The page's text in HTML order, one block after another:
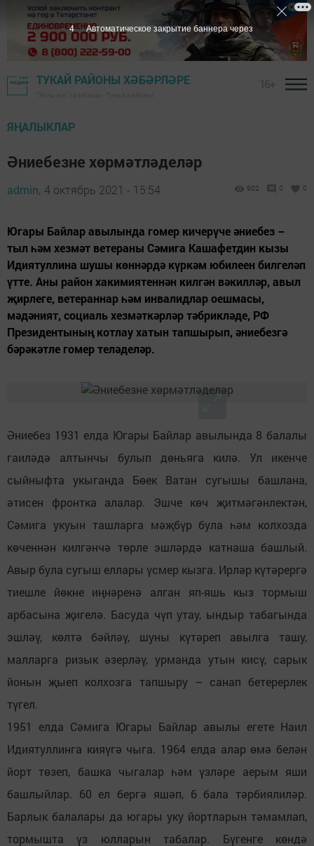
ТУКАЙ РАЙОНЫ ХӘБӘРЛӘРЕ
ЯҢАЛЫКЛАР
Әниебезне хөрмәтләделәр
admin, 4 октябрь 2021 - 15:54 902 0 0
Югары Байлар авылында гомер кичерүче әниебез –
тыл һәм хезмәт ветераны Сәмига Кашафетдин кызы
Идиятуллина шушы көннәрдә күркәм юбилеен билгеләп
үтте. Аны район хакимиятеннән килгән вәкилләр, авыл
җирлеге, ветераннар һәм инвалидлар оешмасы,
мәдәният, социаль хезмәткәрләр тәбрикләде, РФ
Президентының котлау хатын тапшырып, әниебезгә
бәрәкәтле гомер теләделәр.
Әниебез 1931 елда Югары Байлар авылында 8 балалы
гаиләдә алтынчы булып дөньяга килә. Ул икенче
сыйныфта укыганда Бөек Ватан сугышы башлана,
әтисен фронтка алалар. Эшче көч җитмәгәнлектән,
Сәмига укуын ташларга мәҗбүр була һәм колхозда
көченнән килгәнчә төрле эшләрдә катнаша башлый.
Авыр була сугыш еллары үсмер кызга. Ирләр күтәрергә
тиешле йөкне иңнәренә алган яп-яшь кыз тормыш
арбасына җигелә. Басуда чүп утау, ындыр табагында
эшләү, көлтә бәйләү, шуны күтәреп авылга ташу,
малларга ризык әзерләү, урманда утын кисү, сарык
йонын җыеп колхозга тапшыру – санап бетерерлек
түгел.
1951 елда Сәмига Югары Байлар авылы егете Наил
Идиятуллинга кияүгә чыга. 1964 елда алар өмә белән
йорт төзеп, башка чыгалар һәм үзләре аерым яши
башлыйлар. 60 ел бергә яшәп, 6 бала тәрбиялиләр.
Барлык балалары да югары уку йортларын тәмамлап,
тормышта үз юлларын табалар. Бүгенге көндә
3 Автоматическое закрытие баннера через